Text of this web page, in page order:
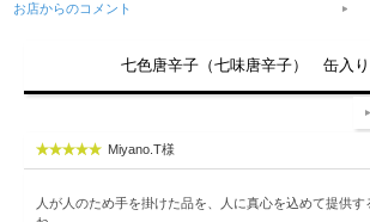
お店からのコメント
七色唐辛子（七味唐辛子） 缶入り
Miyano.T様
人が人のため手を掛けた品を、人に真心を込めて提供